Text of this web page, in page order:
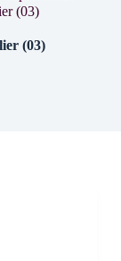
(03)
(03)